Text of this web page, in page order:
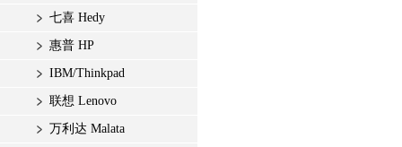
七喜 Hedy
惠普 HP
IBM/Thinkpad
联想 Lenovo
万利达 Malata